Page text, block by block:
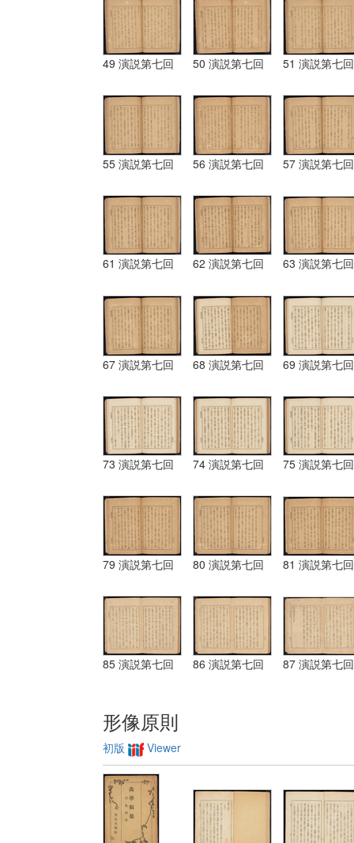
49 演説第七回 50 演説第七回 51 演説第七回
55 演説第七回 56 演説第七回 57 演説第七回
61 演説第七回 62 演説第七回 63 演説第七回
67 演説第七回 68 演説第七回 69 演説第七回
73 演説第七回 74 演説第七回 75 演説第七回
79 演説第七回 80 演説第七回 81 演説第七回
85 演説第七回 86 演説第七回 87 演説第七回
形像原則
初版 Viewer